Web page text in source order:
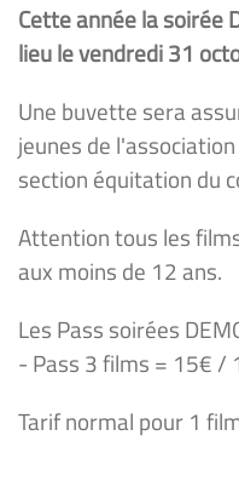
Cette année la soirée
lieu le vendredi 31
Une buvette sera
jeunes de
section équitation du
Attention tous les
aux moins de 12 ans.
Les Pass soirées
- Pass 3 films = 15€ /
Tarif normal pour 1